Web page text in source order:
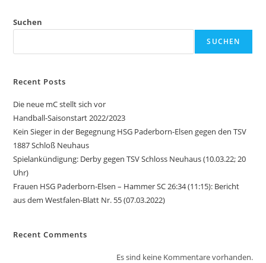
Suchen
SUCHEN
Recent Posts
Die neue mC stellt sich vor
Handball-Saisonstart 2022/2023
Kein Sieger in der Begegnung HSG Paderborn-Elsen gegen den TSV
1887 Schloß Neuhaus
Spielankündigung: Derby gegen TSV Schloss Neuhaus (10.03.22; 20
Uhr)
Frauen HSG Paderborn-Elsen – Hammer SC 26:34 (11:15): Bericht
aus dem Westfalen-Blatt Nr. 55 (07.03.2022)
Recent Comments
Es sind keine Kommentare vorhanden.